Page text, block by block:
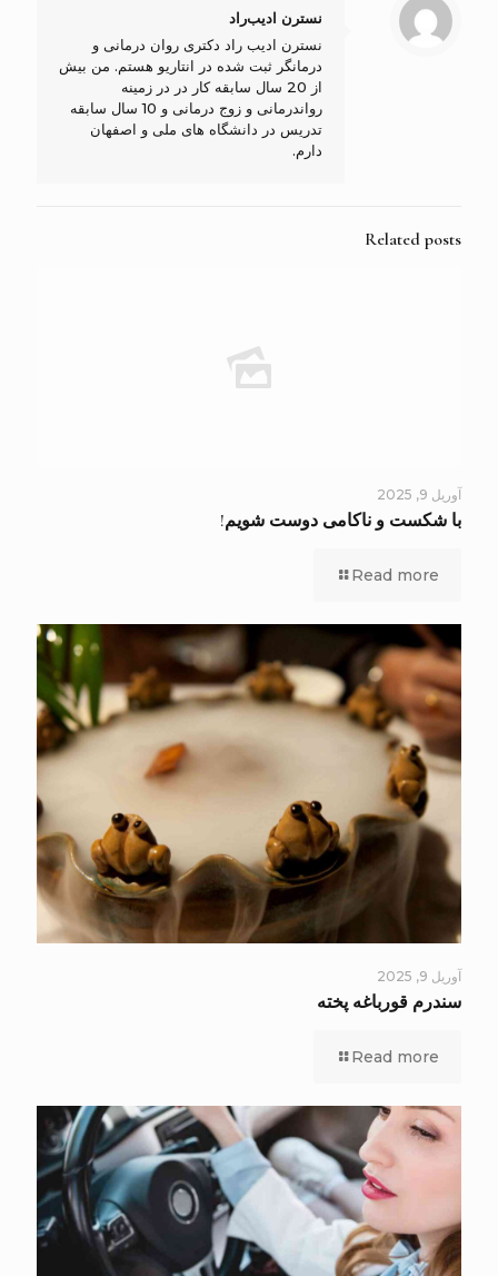
نسترن ادیب‌راد
نسترن ادیب راد دکتری روان درمانی و
درمانگر ثبت شده در انتاریو هستم. من بیش
از 20 سال سابقه کار در در زمینه
رواندرمانی و زوج درمانی و 10 سال سابقه
تدریس در دانشگاه های ملی و اصفهان
دارم.
Related posts
آوریل 9, 2025
با شکست و ناکامی دوست شویم!
Read more
آوریل 9, 2025
سندرم قورباغه پخته
Read more